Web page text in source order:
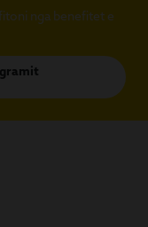
nga benefitet e